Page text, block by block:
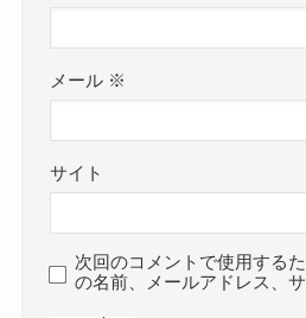
メール ※
サイト
次回のコメントで使用する
の名前、メールアドレス、